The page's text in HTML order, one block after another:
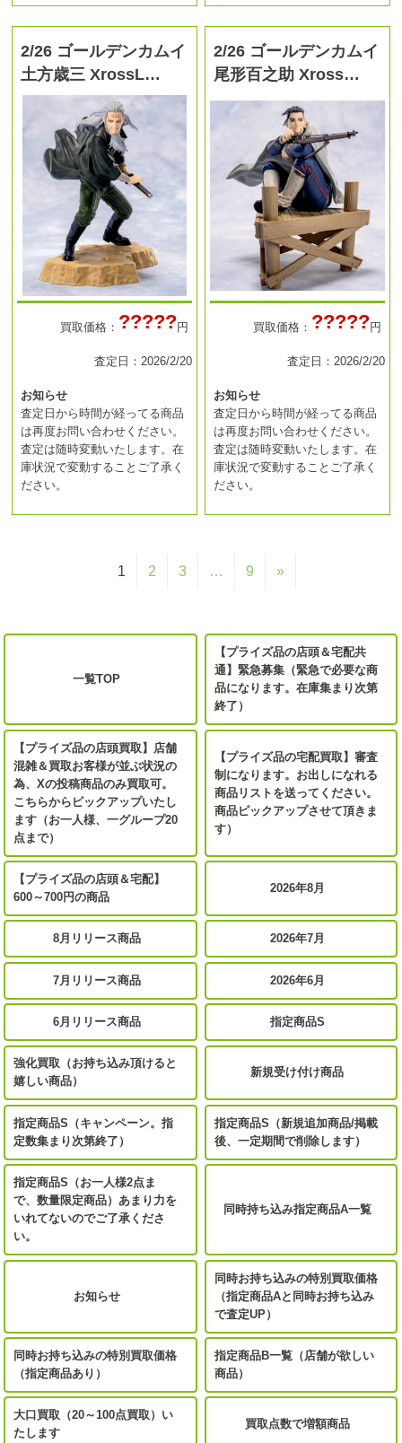
2/26 ゴールデンカムイ
土方歳三 XrossL…
買取価格： ?????円
査定日：2026/2/20
お知らせ
査定日から時間が経ってる商品
は再度お問い合わせください。
査定は随時変動いたします。在
庫状況で変動することご了承く
ださい。
2/26 ゴールデンカムイ
尾形百之助 Xross…
買取価格： ?????円
査定日：2026/2/20
お知らせ
査定日から時間が経ってる商品
は再度お問い合わせください。
査定は随時変動いたします。在
庫状況で変動することご了承く
ださい。
1 2 3 … 9 »
一覧TOP
【プライズ品の店頭＆宅配共
通】緊急募集（緊急で必要な商
品になります。在庫集まり次第
終了）
【プライズ品の店頭買取】店舗
混雑＆買取お客様が並ぶ状況の
為、Xの投稿商品のみ買取可。
こちらからピックアップいたし
ます（お一人様、一グループ20
点まで）
【プライズ品の宅配買取】審査
制になります。お出しになれる
商品リストを送ってください。
商品ピックアップさせて頂きま
す）
【プライズ品の店頭＆宅配】
600～700円の商品
2026年8月
8月リリース商品 2026年7月
7月リリース商品 2026年6月
6月リリース商品 指定商品S
強化買取（お持ち込み頂けると
嬉しい商品）
新規受け付け商品
指定商品S（キャンペーン。指
定数集まり次第終了）
指定商品S（新規追加商品/掲載
後、一定期間で削除します）
指定商品S（お一人様2点ま
で、数量限定商品）あまり力を
いれてないのでご了承くださ
い。
同時持ち込み指定商品A一覧
お知らせ
同時お持ち込みの特別買取価格
（指定商品Aと同時お持ち込み
で査定UP）
同時お持ち込みの特別買取価格
（指定商品あり）
指定商品B一覧（店舗が欲しい
商品）
大口買取（20～100点買取）い
たします
買取点数で増額商品